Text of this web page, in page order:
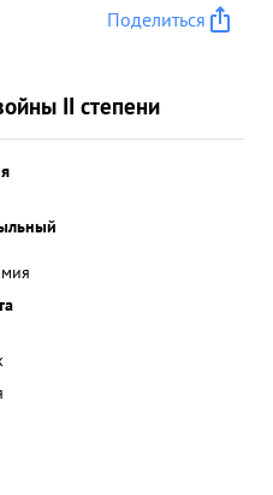
Поделиться
II степени